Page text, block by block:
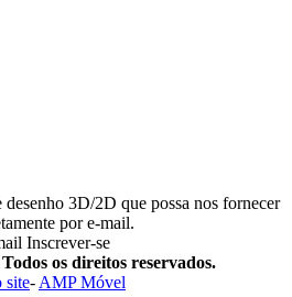
3D/2D que possa nos fornecer
por e-mail.
Inscrever-se
os direitos reservados.
site- AMP Móvel